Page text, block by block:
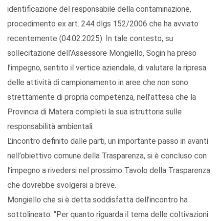
identificazione del responsabile della contaminazione,
procedimento ex art. 244 dlgs 152/2006 che ha avviato
recentemente (04.02.2025). In tale contesto, su
sollecitazione dell’Assessore Mongiello, Sogin ha preso
l’impegno, sentito il vertice aziendale, di valutare la ripresa
delle attività di campionamento in aree che non sono
strettamente di propria competenza, nell’attesa che la
Provincia di Matera completi la sua istruttoria sulle
responsabilità ambientali.
L’incontro definito dalle parti, un importante passo in avanti
nell’obiettivo comune della Trasparenza, si è concluso con
l’impegno a rivedersi nel prossimo Tavolo della Trasparenza
che dovrebbe svolgersi a breve.
Mongiello che si è detta soddisfatta dell’incontro ha
sottolineato: “Per quanto riguarda il tema delle coltivazioni